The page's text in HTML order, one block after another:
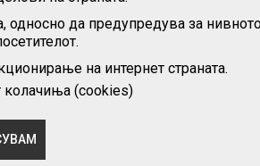
да предупредува за
на интернет страната.
колачиња (cookies)